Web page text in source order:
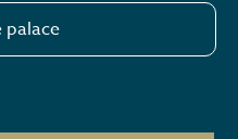
palace